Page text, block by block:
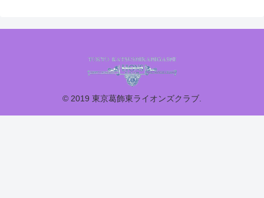
© 2019 東京葛飾東ライオンズクラブ.